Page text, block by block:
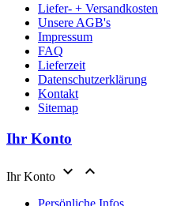
Liefer- + Versandkosten
Unsere AGB's
Impressum
FAQ
Lieferzeit
Datenschutzerklärung
Kontakt
Sitemap
Ihr Konto
Ihr Konto  